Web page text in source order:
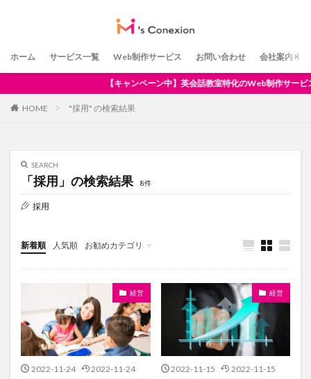
ホーム サービス一覧 Web制作サービス お問い合わせ 会社案内
ン中】英会話教室特化のWeb制作サービス開始
HOME "採用" の検索結果
SEARCH
「採用」の検索結果 8件
採用
新着順 人気順 お勧めカテゴリ
経営
2022-11-24 2022-11-24
経営
2022-11-15 2022-11-15